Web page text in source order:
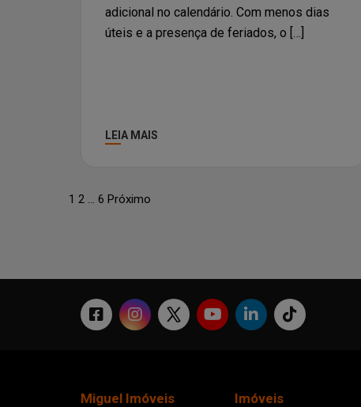
adicional no calendário. Com menos dias
úteis e a presença de feriados, o […]
LEIA MAIS
1 2 … 6 Próximo
Miguel Imóveis Imóveis